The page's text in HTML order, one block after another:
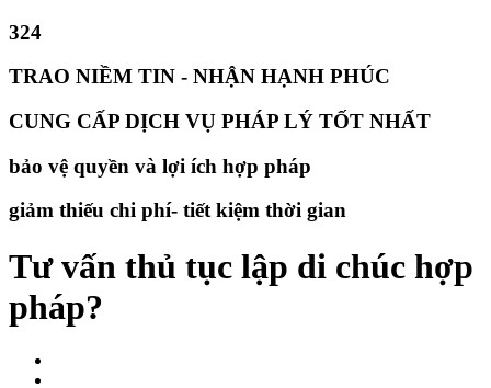
324
TRAO NIỀM TIN - NHẬN HẠNH PHÚC
CUNG CẤP DỊCH VỤ PHÁP LÝ TỐT NHẤT
bảo vệ quyền và lợi ích hợp pháp
giảm thiếu chi phí- tiết kiệm thời gian
Tư vấn thủ tục lập di chúc hợp
pháp?